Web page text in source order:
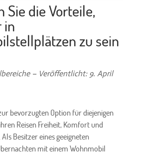
Sie die Vorteile,
in
zu sein
– Veröffentlicht: 9. April
bevorzugten Option für diejenigen
Reisen Freiheit, Komfort und
Besitzer eines geeigneten
mit einem Wohnmobil